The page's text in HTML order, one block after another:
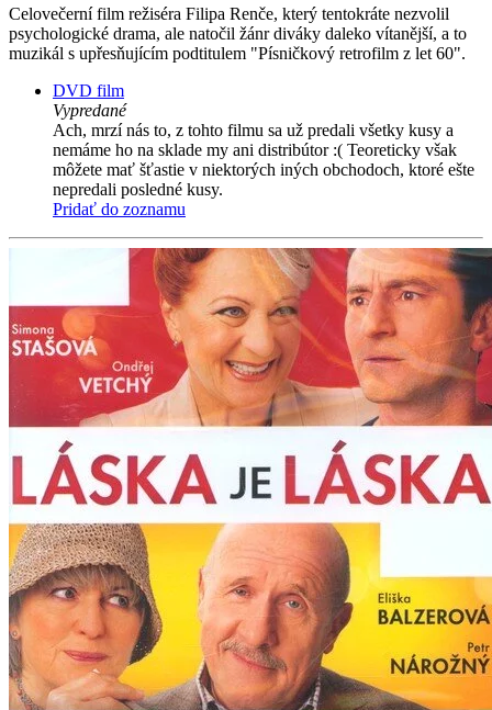
Celovečerní film režiséra Filipa Renče, který tentokráte nezvolil
psychologické drama, ale natočil žánr diváky daleko vítanější, a to
muzikál s upřesňujícím podtitulem "Písničkový retrofilm z let 60".
DVD film
Vypredané
Ach, mrzí nás to, z tohto filmu sa už predali všetky kusy a
nemáme ho na sklade my ani distribútor :( Teoreticky však
môžete mať šťastie v niektorých iných obchodoch, ktoré ešte
nepredali posledné kusy.
Pridať do zoznamu